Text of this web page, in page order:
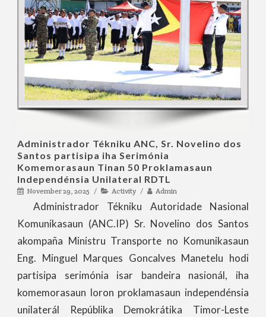
Administrador Tékniku ANC, Sr. Novelino dos
Santos partisipa iha Serimónia
Komemorasaun Tinan 50 Proklamasaun
Independénsia Unilateral RDTL
November 29, 2025 Activity Admin
Administrador Tékniku Autoridade Nasional
Komunikasaun (ANC.IP) Sr. Novelino dos Santos
akompaña Ministru Transporte no Komunikasaun
Eng. Minguel Marques Goncalves Manetelu hodi
partisipa serimónia isar bandeira nasionál, iha
komemorasaun loron proklamasaun independénsia
unilaterál Repúblika Demokrátika Timor-Leste